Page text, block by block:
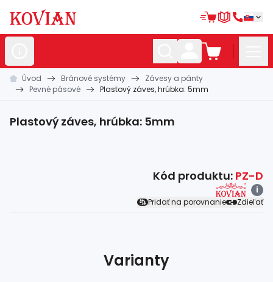
Nerezovépolotovary
polotovary
Úvod Bránové systémy
Závesy a pánty
Pevné pásové
Plastový záves, hrúbka: 5mm
Plastový záves, hrúbka: 5mm
Kód produktu: PZ-D
i
Pridať na porovnanie
Zdieľať
Varianty